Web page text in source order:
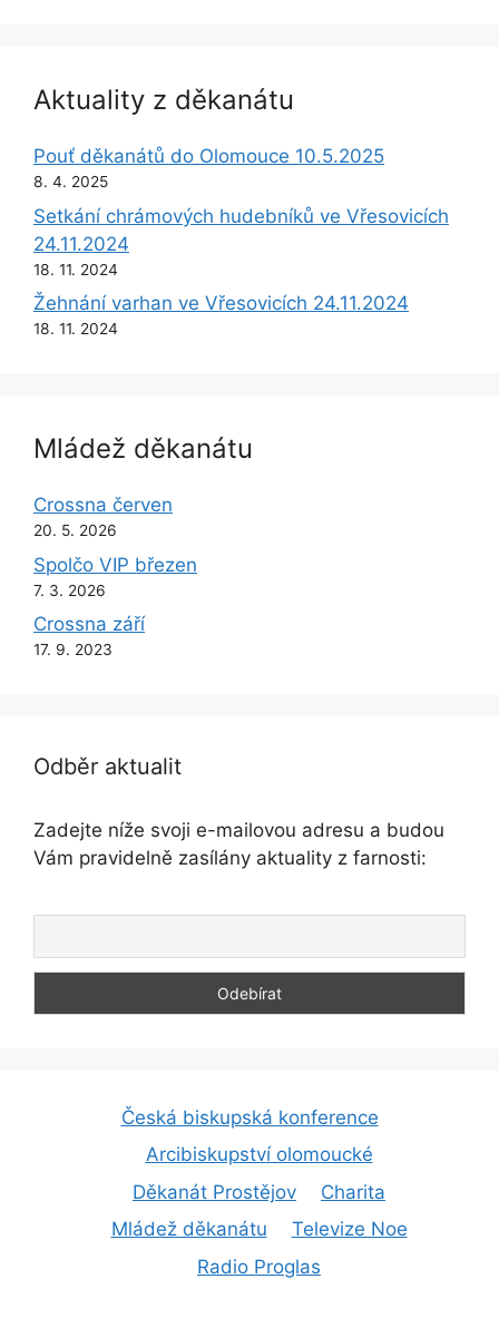
Aktuality z děkanátu
Pouť děkanátů do Olomouce 10.5.2025
8. 4. 2025
Setkání chrámových hudebníků ve Vřesovicích
24.11.2024
18. 11. 2024
Žehnání varhan ve Vřesovicích 24.11.2024
18. 11. 2024
Mládež děkanátu
Crossna červen
20. 5. 2026
Spolčo VIP březen
7. 3. 2026
Crossna září
17. 9. 2023
Odběr aktualit
Zadejte níže svoji e-mailovou adresu a budou
Vám pravidelně zasílány aktuality z farnosti:
Česká biskupská konference
Arcibiskupství olomoucké
Děkanát Prostějov
Charita
Mládež děkanátu
Televize Noe
Radio Proglas